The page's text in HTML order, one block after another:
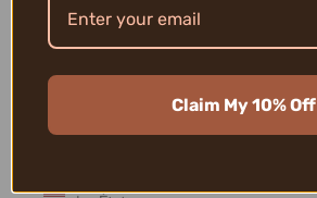
Claim My 10% Off